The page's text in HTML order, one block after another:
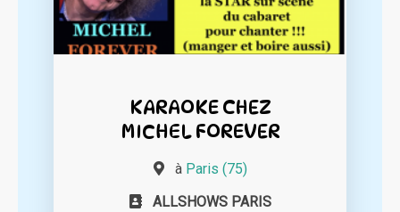
KARAOKE CHEZ
MICHEL FOREVER
à Paris (75)
ALLSHOWS PARIS